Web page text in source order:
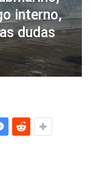
interno,
dudas